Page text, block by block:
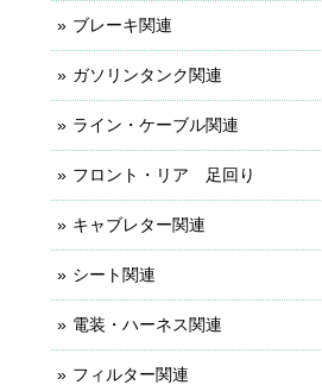
ブレーキ関連
ガソリンタンク関連
ライン・ケーブル関連
フロント・リア 足回り
キャブレター関連
シート関連
電装・ハーネス関連
フィルター関連